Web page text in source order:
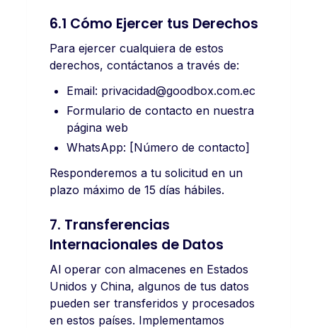
6.1 Cómo Ejercer tus Derechos
Para ejercer cualquiera de estos
derechos, contáctanos a través de:
Email: privacidad@goodbox.com.ec
Formulario de contacto en nuestra
página web
WhatsApp: [Número de contacto]
Responderemos a tu solicitud en un
plazo máximo de 15 días hábiles.
7. Transferencias
Internacionales de Datos
Al operar con almacenes en Estados
Unidos y China, algunos de tus datos
pueden ser transferidos y procesados
en estos países. Implementamos